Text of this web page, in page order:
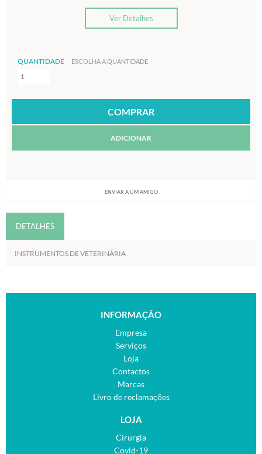
Ver Detalhes
QUANTIDADE ESCOLHA A QUANTIDADE
ADICIONAR
ENVIAR A UM AMIGO
DETALHES
INSTRUMENTOS DE VETERINÁRIA
INFORMAÇÃO
Empresa
Serviços
Loja
Contactos
Marcas
Livro de reclamações
LOJA
Cirurgia
Covid-19